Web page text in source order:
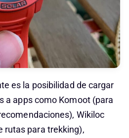
es la posibilidad de cargar
a apps como Komoot (para
Wikiloc
rutas para trekking),